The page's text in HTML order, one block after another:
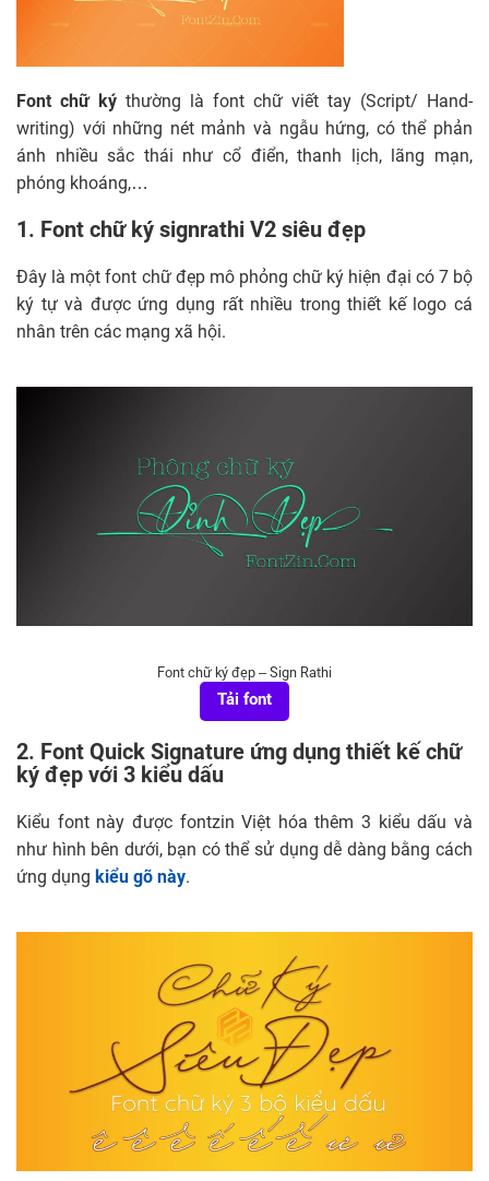
Font chữ ký thường là font chữ viết tay (Script/ Hand-
writing) với những nét mảnh và ngẫu hứng, có thể phản
ánh nhiều sắc thái như cổ điển, thanh lịch, lãng mạn,
phóng khoáng,…
1. Font chữ ký signrathi V2 siêu đẹp
Đây là một font chữ đẹp mô phỏng chữ ký hiện đại có 7 bộ
ký tự và được ứng dụng rất nhiều trong thiết kế logo cá
nhân trên các mạng xã hội.
Font chữ ký đẹp – Sign Rathi
Tải font
2. Font Quick Signature ứng dụng thiết kế chữ
ký đẹp với 3 kiểu dấu
Kiểu font này được fontzin Việt hóa thêm 3 kiểu dấu và
như hình bên dưới, bạn có thể sử dụng dễ dàng bằng cách
ứng dụng kiểu gõ này.